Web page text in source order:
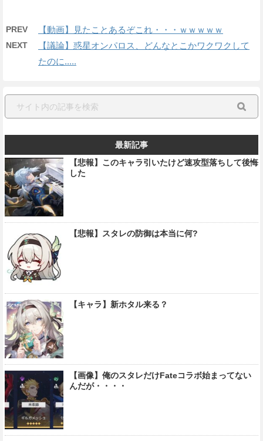
PREV 【動画】見たことあるぞこれ・・・ｗｗｗｗｗ
NEXT
【議論】惑星オンパロス、どんなとこかワクワクして
たのに.....
最新記事
【悲報】このキャラ引いたけど速攻型落ちして後悔
した
【悲報】スタレの防御は本当に何?
【キャラ】新ホタル来る？
【画像】俺のスタレだけFateコラボ始まってない
んだが・・・・